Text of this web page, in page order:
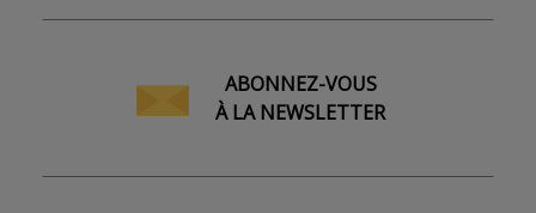
ABONNEZ-VOUS
À LA NEWSLETTER